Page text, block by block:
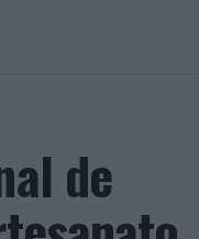
Alejandro
Blockx.
Stan
de trêsde